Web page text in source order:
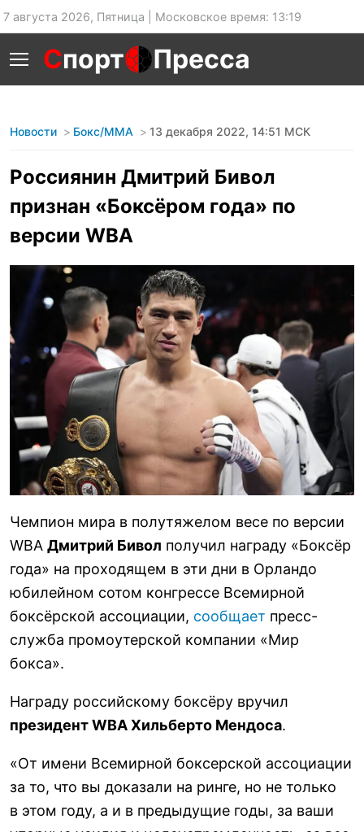
7 августа 2026, Пятница | Московское время: 13:19
Спорт Пресса
Новости Бокс/MMA 13 декабря 2022, 14:51 МСК
Россиянин Дмитрий Бивол
признан «Боксёром года» по
версии WBA
Чемпион мира в полутяжелом весе по версии
WBA Дмитрий Бивол получил награду «Боксёр
года» на проходящем в эти дни в Орландо
юбилейном сотом конгрессе Всемирной
боксёрской ассоциации, сообщает пресс-
служба промоутерской компании «Мир
бокса».
Награду российскому боксёру вручил
президент WBA Хильберто Мендоса.
«От имени Всемирной боксерской ассоциации
за то, что вы доказали на ринге, но не только
в этом году, а и в предыдущие годы, за ваши